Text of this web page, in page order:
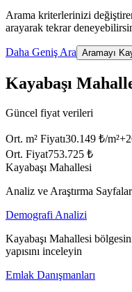
Arama kriterlerinizi
arayarak tekrar
Daha Geniş Ara Aramayı
Kayabaşı
Güncel fiyat verileri
Ort. m² Fiyatı30.149 ₺/m²+
Ort. Fiyat753.725 ₺
Kayabaşı Mahallesi
Analiz ve Araştırma
Demografi Analizi
Kayabaşı Mahallesi
yapısını inceleyin
Emlak Danışmanları